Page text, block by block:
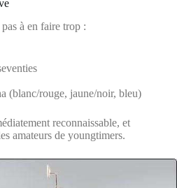
à en faire trop :
(blanc/rouge, jaune/noir, bleu)
reconnaissable, et
amateurs de youngtimers.